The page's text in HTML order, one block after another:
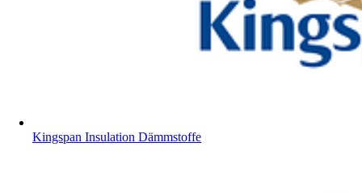
Kingspan Insulation Dämmstoffe